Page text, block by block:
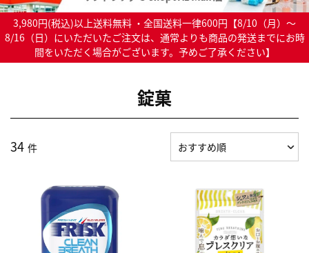
3,980円(税込)以上送料無料 ・全国送料一律600円【8/10（月）～
8/16（日）にいただいたご注文は、通常よりも商品の発送までにお時
間をいただく場合がございます。予めご了承ください】
錠菓
34 件